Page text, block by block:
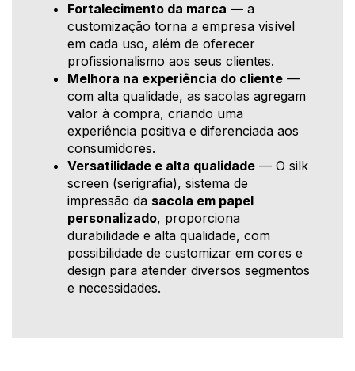
Fortalecimento da marca — a
customização torna a empresa visível
em cada uso, além de oferecer
profissionalismo aos seus clientes.
Melhora na experiência do cliente —
com alta qualidade, as sacolas agregam
valor à compra, criando uma
experiência positiva e diferenciada aos
consumidores.
Versatilidade e alta qualidade — O silk
screen (serigrafia), sistema de
impressão da sacola em papel
personalizado, proporciona
durabilidade e alta qualidade, com
possibilidade de customizar em cores e
design para atender diversos segmentos
e necessidades.